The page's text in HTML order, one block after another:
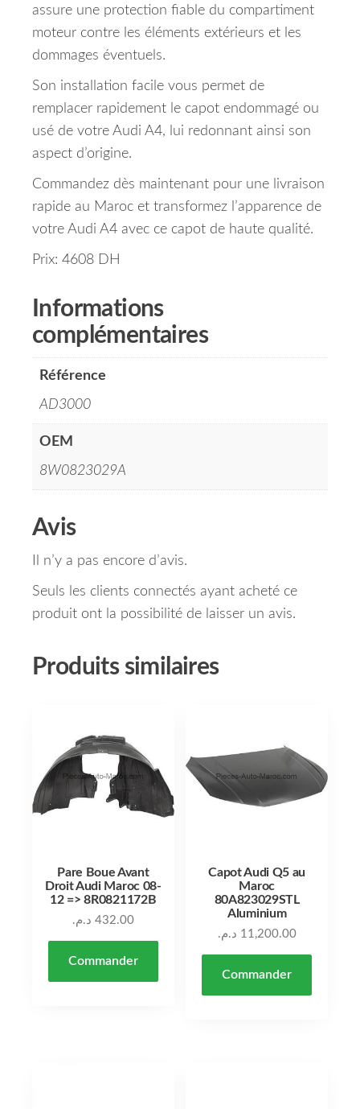
assure une protection fiable du compartiment
moteur contre les éléments extérieurs et les
dommages éventuels.
Son installation facile vous permet de
remplacer rapidement le capot endommagé ou
usé de votre Audi A4, lui redonnant ainsi son
aspect d’origine.
Commandez dès maintenant pour une livraison
rapide au Maroc et transformez l’apparence de
votre Audi A4 avec ce capot de haute qualité.
Prix: 4608 DH
Informations
complémentaires
Référence
AD3000
OEM
8W0823029A
Avis
Il n’y a pas encore d’avis.
Seuls les clients connectés ayant acheté ce
produit ont la possibilité de laisser un avis.
Produits similaires
Pare Boue Avant
Droit Audi Maroc 08-
12 => 8R0821172B
432.00 د.م.
Commander
Capot Audi Q5 au
Maroc
80A823029STL
Aluminium
11,200.00 د.م.
Commander